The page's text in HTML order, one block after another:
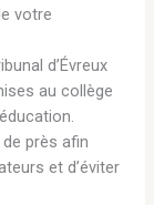
votre
d’Évreux
au collège
près afin
et d’éviter